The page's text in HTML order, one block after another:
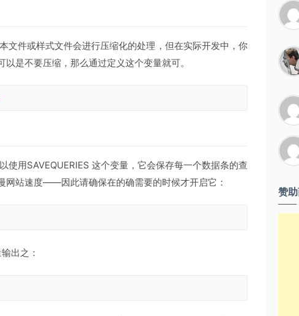
文件或样式文件会进行压缩化的处理，但在实际开发中，你
是不要压缩，那么通过定义这个变量就可。
使用SAVEQUERIES 这个变量，它会保存每一个数据条的查
网站速度——因此请确保在的确需要的时候才开启它：
出之：
赞